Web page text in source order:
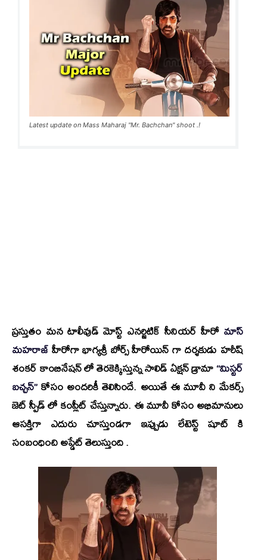
Latest update on Mass Maharaj "Mr. Bachchan" shoot .!
ప్రస్తుతం మన టాలీవుడ్ మోస్ట్ ఎనర్జిటిక్ సీనియర్ హీరో మాస్
మహరాజ్హీరోగాభాగ్యశ్రీ బోర్స్హీరోయిన్ గా దర్శకుడు హరీష్
శంకర్కాంబినేషన్ లో తెరకెక్కిస్తున్న సాలిడ్ ఏక్షన్ డ్రామా“మిస్టర్
బచ్చన్”కోసం అందరికీ తెలిసిందే. అయితే ఈ మూవీ ని మేకర్స్
జెట్ స్పీడ్ లో కంప్లీట్ చేస్తున్నారు. ఈ మూవీ కోసం అభిమానులు
ఆసక్తిగా ఎదురు చూస్తుండగా ఇప్పుడు లేటెస్ట్ షూట్ కి
సంబంధించి అప్డేట్ తెలుస్తుంది .